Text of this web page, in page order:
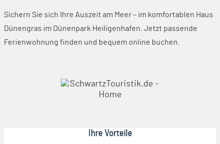
Sichern Sie sich Ihre Auszeit am Meer – im komfortablen Haus
Dünengras im Dünenpark Heiligenhafen. Jetzt passende
Ferienwohnung finden und bequem online buchen.
Ihre Vorteile